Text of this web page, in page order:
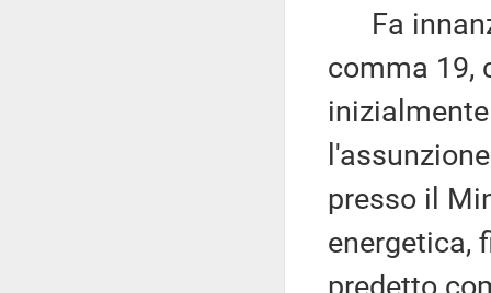
Fa
comma 19,
presso il
energetica,